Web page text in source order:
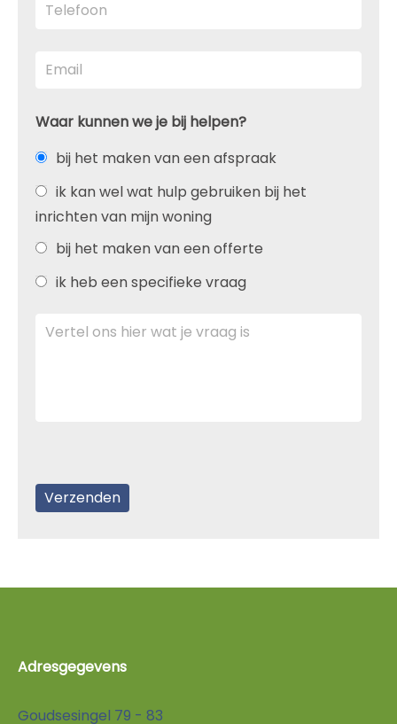
Waar kunnen we je bij helpen?
bij het maken van een afspraak
ik kan wel wat hulp gebruiken bij het
inrichten van mijn woning
bij het maken van een offerte
ik heb een specifieke vraag
Adresgegevens
Goudsesingel 79 - 83